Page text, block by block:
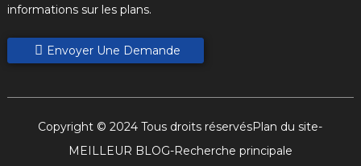
informations sur les plans.
Envoyer Une Demande
Copyright © 2024 Tous droits réservésPlan du site-
MEILLEUR BLOG-Recherche principale